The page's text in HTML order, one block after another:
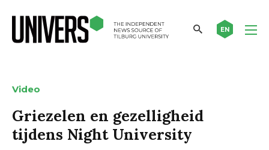
EN
Video
Griezelen en gezelligheid
tijdens Night University